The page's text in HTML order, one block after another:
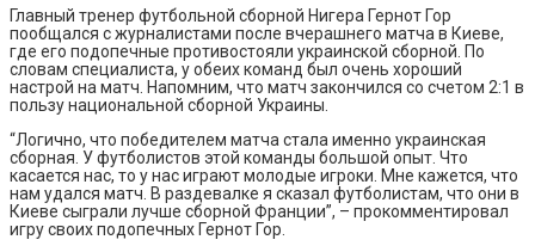
Главный тренер футбольной сборной Нигера Гернот Гор
пообщался с журналистами после вчерашнего матча в Киеве,
где его подопечные противостояли украинской сборной. По
словам специалиста, у обеих команд был очень хороший
настрой на матч. Напомним, что матч закончился со счетом 2:1 в
пользу национальной сборной Украины.
“Логично, что победителем матча стала именно украинская
сборная. У футболистов этой команды большой опыт. Что
касается нас, то у нас играют молодые игроки. Мне кажется, что
нам удался матч. В раздевалке я сказал футболистам, что они в
Киеве сыграли лучше сборной Франции”, – прокомментировал
игру своих подопечных Гернот Гор.